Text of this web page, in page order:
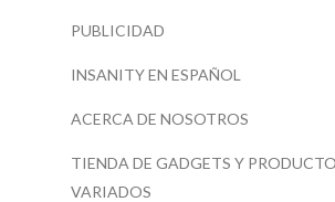
PUBLICIDAD
INSANITY EN ESPAÑOL
ACERCA DE NOSOTROS
TIENDA DE GADGETS Y
VARIADOS